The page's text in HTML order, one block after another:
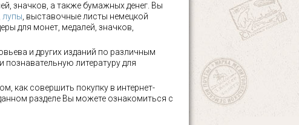
значков, а также бумажных денег. Вы
лупы , выставочные листы немецкой
для монет, медалей, значков,
и других изданий по различным
литературу для
как совершить покупку в интернет-
разделе Вы можете ознакомиться с